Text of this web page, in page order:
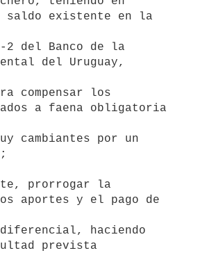
saldo existente en la
2 del Banco de la
del Uruguay,
compensar los
a faena obligatoria
cambiantes por un
prorrogar la
aportes y el pago de
diferencial, haciendo
prevista